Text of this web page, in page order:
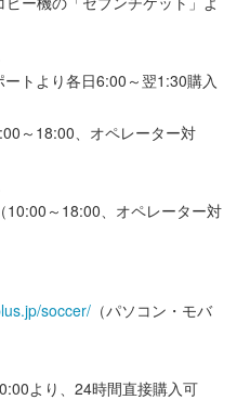
トより各日6:00～翌1:30購入
～18:00、オペレーター対
～18:00、オペレーター対
soccer/ （パソコン・モバ
より、24時間直接購入可